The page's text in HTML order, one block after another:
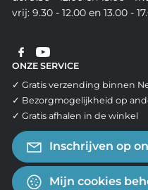
vrij: 9.30 - 12.00 en 13.00 -
ONZE SERVICE
✓ Gratis verzending binnen
✓ Bezorgmogelijkheid op
✓ Gratis afhalen in de winkel
Inschrijven op
Mijn cookies